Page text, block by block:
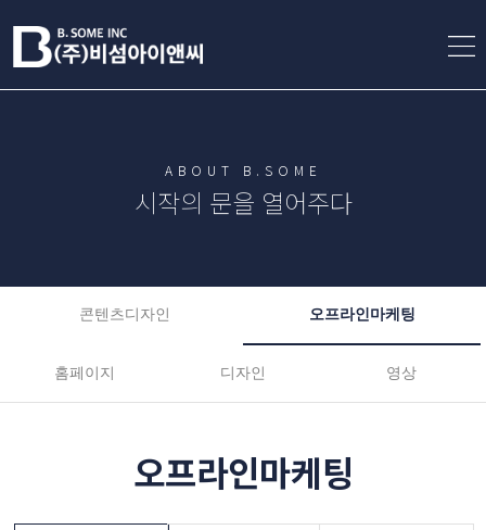
ABOUT B.SOME
시작의 문을 열어주다
콘텐츠디자인 오프라인마케팅
홈페이지 디자인 영상
오프라인마케팅